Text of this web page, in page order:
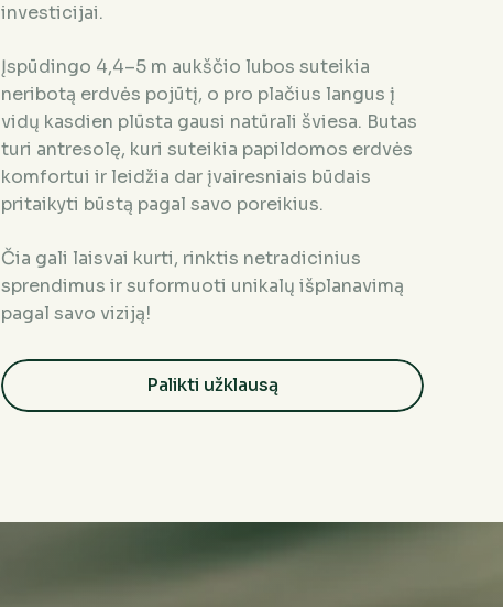
investicijai.
Įspūdingo 4,4–5 m aukščio lubos suteikia
neribotą erdvės pojūtį, o pro plačius langus į
vidų kasdien plūsta gausi natūrali šviesa. Butas
turi antresolę, kuri suteikia papildomos erdvės
komfortui ir leidžia dar įvairesniais būdais
pritaikyti būstą pagal savo poreikius.
Čia gali laisvai kurti, rinktis netradicinius
sprendimus ir suformuoti unikalų išplanavimą
pagal savo viziją!
Palikti užklausą